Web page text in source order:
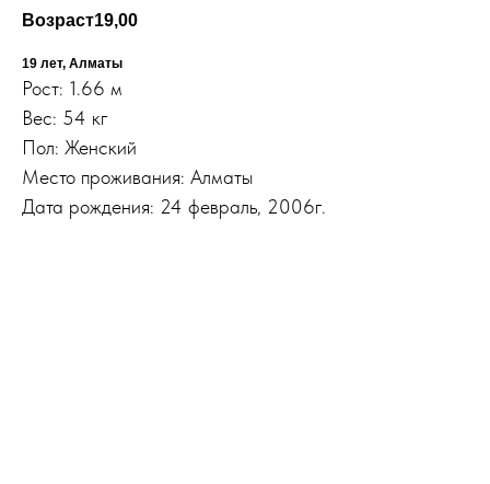
Возраст19,00
19 лет, Алматы
Рост: 1.66 м
Вес: 54 кг
Пол: Женский
Место проживания: Алматы
Дата рождения: 24 февраль, 2006г.